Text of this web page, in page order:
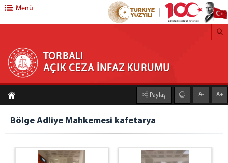
TORBALI AÇIK CEZA İNFAZ KURUMU
ANASAYFA
KURUMUMUZ
Kurumumuz Hakkında
Vizyonumuz-Misyonumuz
İŞ YURTLARI
Menü
TORBALI
AÇIK CEZA İNFAZ KURUMU
Paylaş A- A+
Bölge Adliye Mahkemesi kafetarya